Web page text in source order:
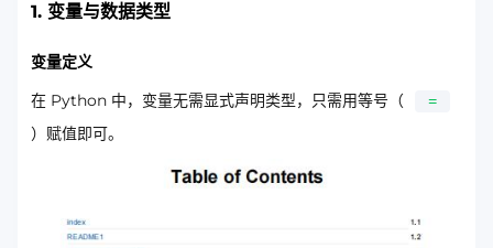
1. 变量与数据类型
变量定义
在 Python 中，变量无需显式声明类型，只需用等号（
=
）赋值即可。